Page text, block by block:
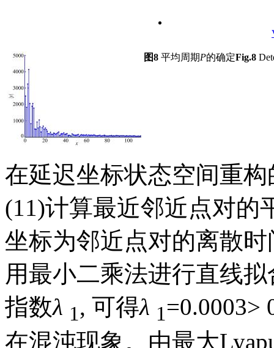
图8 平均周期P的确定Fig.8
在延迟坐标状态空间重
(11)计算最近邻近点对的
坐标为邻近点对的离散时
用最小二乘法进行直线
指数λ 1, 可得λ 1=0.0003>
在混沌现象。由最大